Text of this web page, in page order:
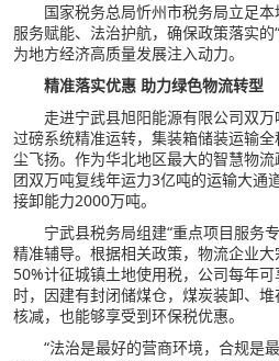
国家税务总局忻州市税务局立足本
服务赋能、法治护航，确保政策落实的“
为地方经济高质量发展注入动力。
精准落实优惠 助力绿色物流转型
走进宁武县旭阳能源有限公司双
过磅系统精准运转，集装箱储装运输
尘飞扬。 作为华北地区最大的智慧物
团双万吨复线年运力3亿吨的运输大通
接卸能力2000万吨。
宁武县税务局组建“重点项目服务
精准辅导。根据相关政策，物流企业
50%计征城镇土地使用税，公司每年
时，因建有封闭储煤仓，煤炭装卸、
核减，也能够享受到环保税优惠。
“法治是最好的营商环境，合规是